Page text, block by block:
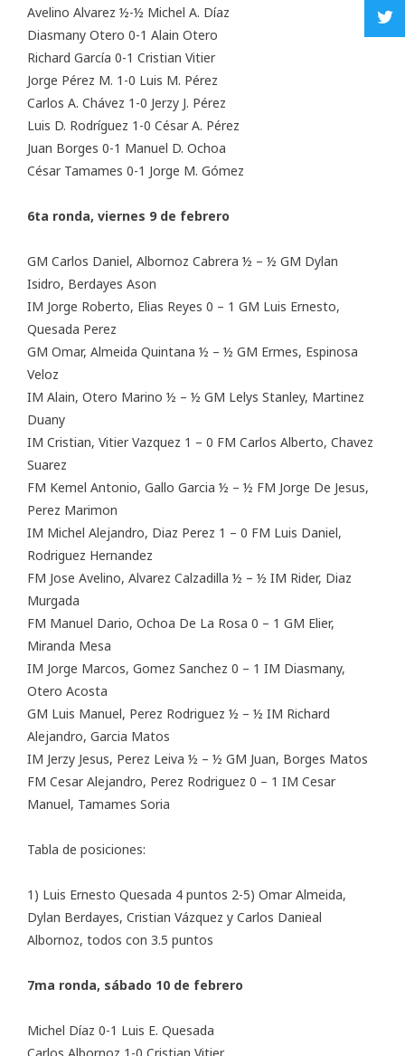
Avelino Alvarez ½-½ Michel A. Díaz
Diasmany Otero 0-1 Alain Otero
Richard García 0-1 Cristian Vitier
Jorge Pérez M. 1-0 Luis M. Pérez
Carlos A. Chávez 1-0 Jerzy J. Pérez
Luis D. Rodríguez 1-0 César A. Pérez
Juan Borges 0-1 Manuel D. Ochoa
César Tamames 0-1 Jorge M. Gómez
6ta ronda, viernes 9 de febrero
GM Carlos Daniel, Albornoz Cabrera ½ – ½ GM Dylan
Isidro, Berdayes Ason
IM Jorge Roberto, Elias Reyes 0 – 1 GM Luis Ernesto,
Quesada Perez
GM Omar, Almeida Quintana ½ – ½ GM Ermes, Espinosa
Veloz
IM Alain, Otero Marino ½ – ½ GM Lelys Stanley, Martinez
Duany
IM Cristian, Vitier Vazquez 1 – 0 FM Carlos Alberto, Chavez
Suarez
FM Kemel Antonio, Gallo Garcia ½ – ½ FM Jorge De Jesus,
Perez Marimon
IM Michel Alejandro, Diaz Perez 1 – 0 FM Luis Daniel,
Rodriguez Hernandez
FM Jose Avelino, Alvarez Calzadilla ½ – ½ IM Rider, Diaz
Murgada
FM Manuel Dario, Ochoa De La Rosa 0 – 1 GM Elier,
Miranda Mesa
IM Jorge Marcos, Gomez Sanchez 0 – 1 IM Diasmany,
Otero Acosta
GM Luis Manuel, Perez Rodriguez ½ – ½ IM Richard
Alejandro, Garcia Matos
IM Jerzy Jesus, Perez Leiva ½ – ½ GM Juan, Borges Matos
FM Cesar Alejandro, Perez Rodriguez 0 – 1 IM Cesar
Manuel, Tamames Soria
Tabla de posiciones:
1) Luis Ernesto Quesada 4 puntos 2-5) Omar Almeida,
Dylan Berdayes, Cristian Vázquez y Carlos Danieal
Albornoz, todos con 3.5 puntos
7ma ronda, sábado 10 de febrero
Michel Díaz 0-1 Luis E. Quesada